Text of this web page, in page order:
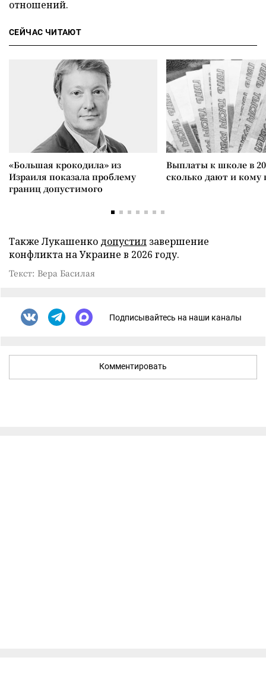
отношений.
СЕЙЧАС ЧИТАЮТ
«Большая крокодила» из
Израиля показала проблему
границ допустимого
Выплаты к школе в
сколько дают и
Также Лукашенко допустил завершение
конфликта на Украине в 2026 году.
Текст: Вера Басилая
Подписывайтесь на наши каналы
Комментировать